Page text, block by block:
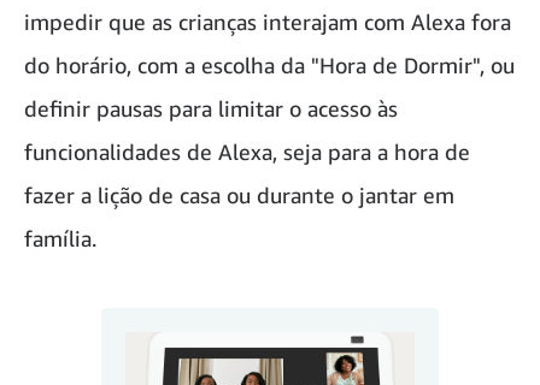
impedir que as crianças interajam com Alexa fora
do horário, com a escolha da "Hora de Dormir", ou
definir pausas para limitar o acesso às
funcionalidades de Alexa, seja para a hora de
fazer a lição de casa ou durante o jantar em
família.